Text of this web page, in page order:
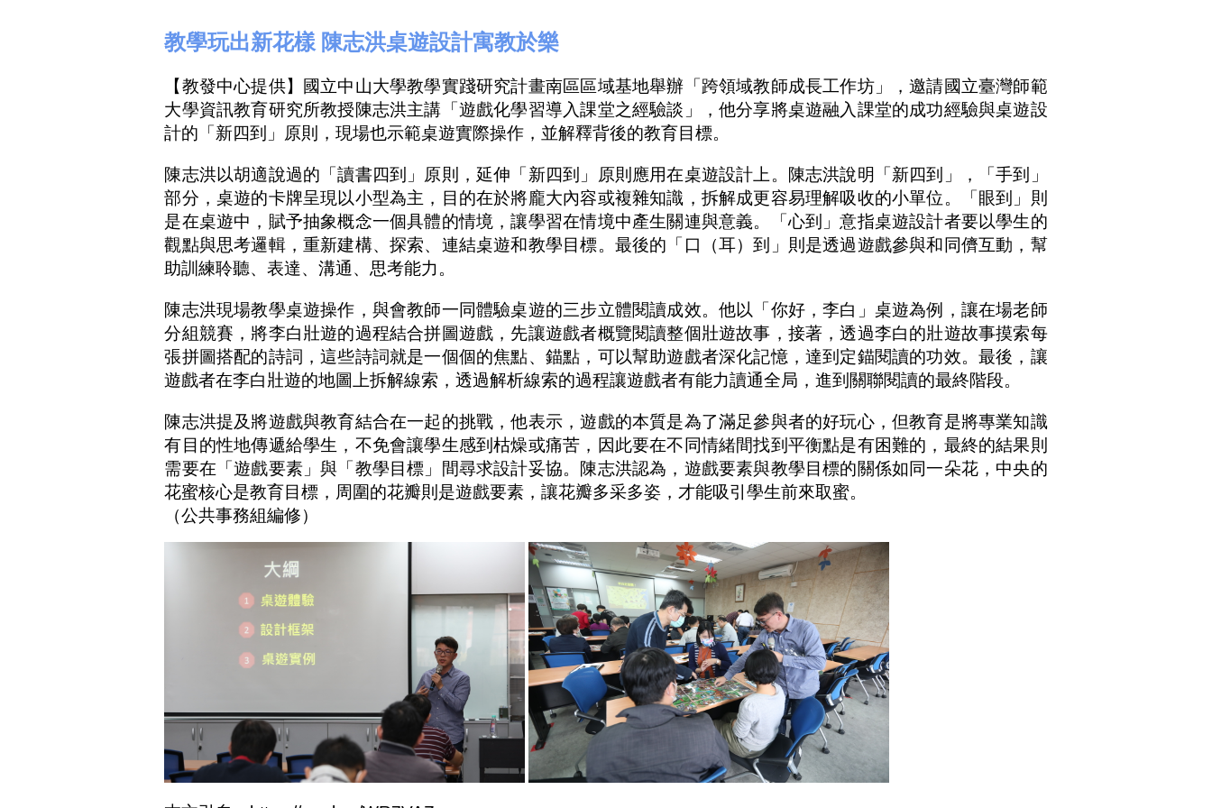
教學玩出新花樣 陳志洪桌遊設計寓教於樂
【教發中心提供】國立中山大學教學實踐研究計畫南區區域基地舉辦「跨領域教師成長工作坊」，邀請國立臺灣師範
大學資訊教育研究所教授陳志洪主講「遊戲化學習導入課堂之經驗談」，他分享將桌遊融入課堂的成功經驗與桌遊設
計的「新四到」原則，現場也示範桌遊實際操作，並解釋背後的教育目標。
陳志洪以胡適說過的「讀書四到」原則，延伸「新四到」原則應用在桌遊設計上。陳志洪說明「新四到」，「手到」
部分，桌遊的卡牌呈現以小型為主，目的在於將龐大內容或複雜知識，拆解成更容易理解吸收的小單位。「眼到」則
是在桌遊中，賦予抽象概念一個具體的情境，讓學習在情境中產生關連與意義。「心到」意指桌遊設計者要以學生的
觀點與思考邏輯，重新建構、探索、連結桌遊和教學目標。最後的「口（耳）到」則是透過遊戲參與和同儕互動，幫
助訓練聆聽、表達、溝通、思考能力。
陳志洪現場教學桌遊操作，與會教師一同體驗桌遊的三步立體閱讀成效。他以「你好，李白」桌遊為例，讓在場老師
分組競賽，將李白壯遊的過程結合拼圖遊戲，先讓遊戲者概覽閱讀整個壯遊故事，接著，透過李白的壯遊故事摸索每
張拼圖搭配的詩詞，這些詩詞就是一個個的焦點、錨點，可以幫助遊戲者深化記憶，達到定錨閱讀的功效。最後，讓
遊戲者在李白壯遊的地圖上拆解線索，透過解析線索的過程讓遊戲者有能力讀通全局，進到關聯閱讀的最終階段。
陳志洪提及將遊戲與教育結合在一起的挑戰，他表示，遊戲的本質是為了滿足參與者的好玩心，但教育是將專業知識
有目的性地傳遞給學生，不免會讓學生感到枯燥或痛苦，因此要在不同情緒間找到平衡點是有困難的，最終的結果則
需要在「遊戲要素」與「教學目標」間尋求設計妥協。陳志洪認為，遊戲要素與教學目標的關係如同一朵花，中央的
花蜜核心是教育目標，周圍的花瓣則是遊戲要素，讓花瓣多采多姿，才能吸引學生前來取蜜。
（公共事務組編修）